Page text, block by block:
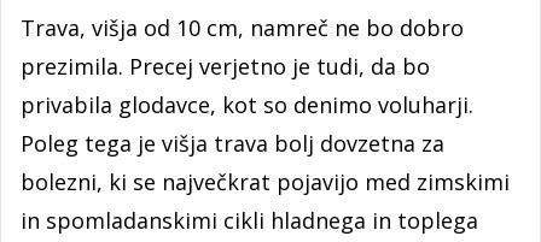
Trava, višja od 10 cm, namreč ne bo dobro
prezimila. Precej verjetno je tudi, da bo
privabila glodavce, kot so denimo voluharji.
Poleg tega je višja trava bolj dovzetna za
bolezni, ki se največkrat pojavijo med zimskimi
in spomladanskimi cikli hladnega in toplega